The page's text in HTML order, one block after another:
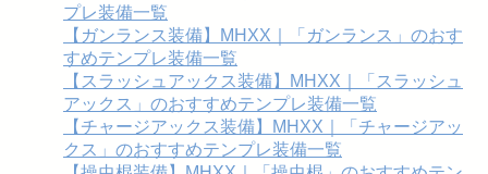
プレ装備一覧
【ガンランス装備】MHXX｜「ガンランス」のおす
すめテンプレ装備一覧
【スラッシュアックス装備】MHXX｜「スラッシュ
アックス」のおすすめテンプレ装備一覧
【チャージアックス装備】MHXX｜「チャージアッ
クス」のおすすめテンプレ装備一覧